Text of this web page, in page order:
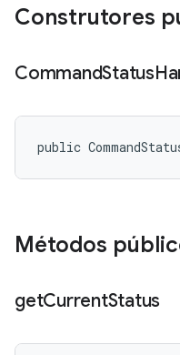
Construtores
CommandStatus
public
Métodos
getCurrentStatus